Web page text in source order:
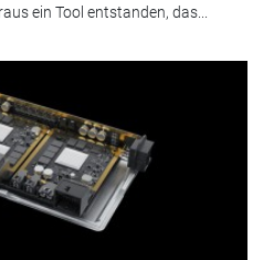
ein Tool entstanden, das...